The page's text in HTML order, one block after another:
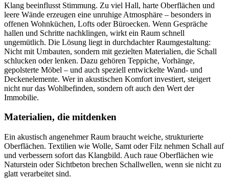
Klang beeinflusst Stimmung. Zu viel Hall, harte Oberflächen und
leere Wände erzeugen eine unruhige Atmosphäre – besonders in
offenen Wohnküchen, Lofts oder Büroecken. Wenn Gespräche
hallen und Schritte nachklingen, wirkt ein Raum schnell
ungemütlich. Die Lösung liegt in durchdachter Raumgestaltung:
Nicht mit Umbauten, sondern mit gezielten Materialien, die Schall
schlucken oder lenken. Dazu gehören Teppiche, Vorhänge,
gepolsterte Möbel – und auch speziell entwickelte Wand- und
Deckenelemente. Wer in akustischen Komfort investiert, steigert
nicht nur das Wohlbefinden, sondern oft auch den Wert der
Immobilie.
Materialien, die mitdenken
Ein akustisch angenehmer Raum braucht weiche, strukturierte
Oberflächen. Textilien wie Wolle, Samt oder Filz nehmen Schall auf
und verbessern sofort das Klangbild. Auch raue Oberflächen wie
Naturstein oder Sichtbeton brechen Schallwellen, wenn sie nicht zu
glatt verarbeitet sind.